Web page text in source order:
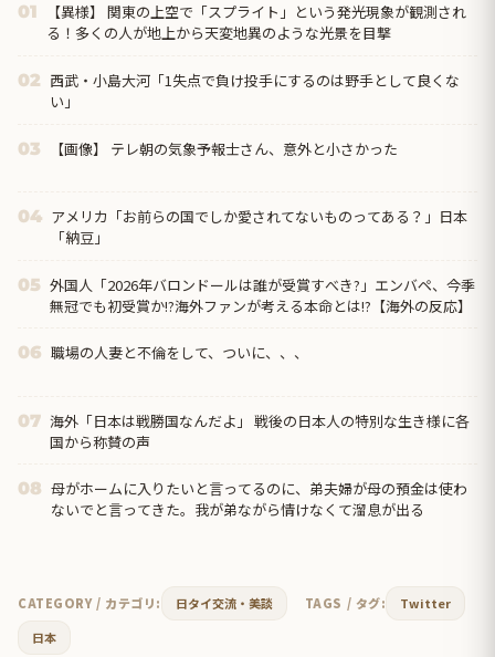
01
【異様】 関東の上空で「スプライト」という発光現象が観測され
る！多くの人が地上から天変地異のような光景を目撃
02 西武・小島大河「1失点で負け投手にするのは野手として良くな
い」
03 【画像】 テレ朝の気象予報士さん、意外と小さかった
04 アメリカ「お前らの国でしか愛されてないものってある？」日本
「納豆」
05 外国人「2026年バロンドールは誰が受賞すべき?」エンバペ、今季
無冠でも初受賞か!?海外ファンが考える本命とは!?【海外の反応】
06 職場の人妻と不倫をして、ついに、、、
07 海外「日本は戦勝国なんだよ」 戦後の日本人の特別な生き様に各
国から称賛の声
08 母がホームに入りたいと言ってるのに、弟夫婦が母の預金は使わ
ないでと言ってきた。我が弟ながら情けなくて溜息が出る
CATEGORY / カテゴリ: 日タイ交流・美談 TAGS / タグ:
Twitter
日本